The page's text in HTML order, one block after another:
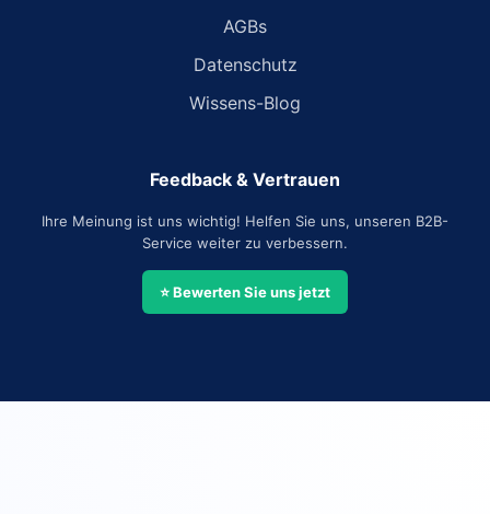
AGBs
Datenschutz
Wissens-Blog
Feedback & Vertrauen
Ihre Meinung ist uns wichtig! Helfen Sie uns, unseren B2B-
Service weiter zu verbessern.
⭐ Bewerten Sie uns jetzt